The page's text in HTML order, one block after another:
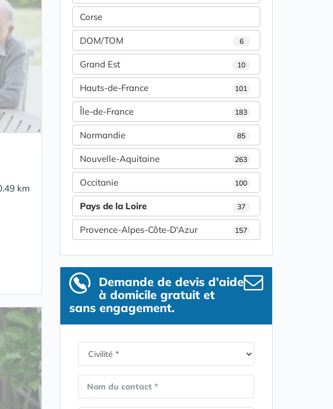
km
Corse
DOM/TOM 6
Grand Est 10
Hauts-de-France 101
Île-de-France 183
Normandie 85
Nouvelle-Aquitaine 263
Occitanie 100
Pays de la Loire 37
Provence-Alpes-Côte-D'Azur 157
Demande de devis d’aide
à domicile gratuit et
sans engagement.
Nom du contact *